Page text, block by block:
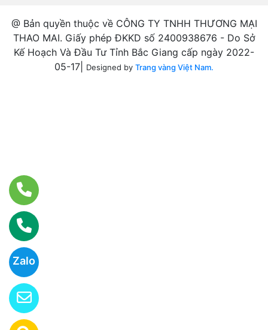
Zalo
@ Bản quyền thuộc về CÔNG TY TNHH THƯƠNG MẠI
THAO MAI. Giấy phép ĐKKD số 2400938676 - Do Sở
Kế Hoạch Và Đầu Tư Tỉnh Bắc Giang cấp ngày 2022-
05-17|
Designed by Trang vàng Việt Nam.